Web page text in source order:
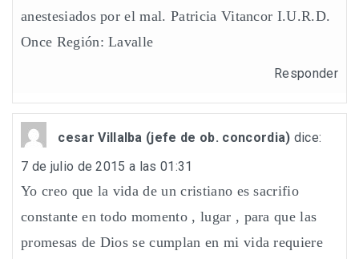
anestesiados por el mal. Patricia Vitancor I.U.R.D.
Once Región: Lavalle
Responder
cesar Villalba (jefe de ob. concordia) dice:
7 de julio de 2015 a las 01:31
Yo creo que la vida de un cristiano es sacrifio
constante en todo momento , lugar , para que las
promesas de Dios se cumplan en mi vida requiere